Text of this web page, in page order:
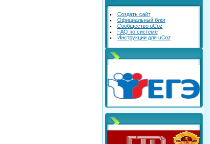
Создать сайт
Официальный блог
Сообщество uCoz
FAQ по системе
Инструкции для uCoz